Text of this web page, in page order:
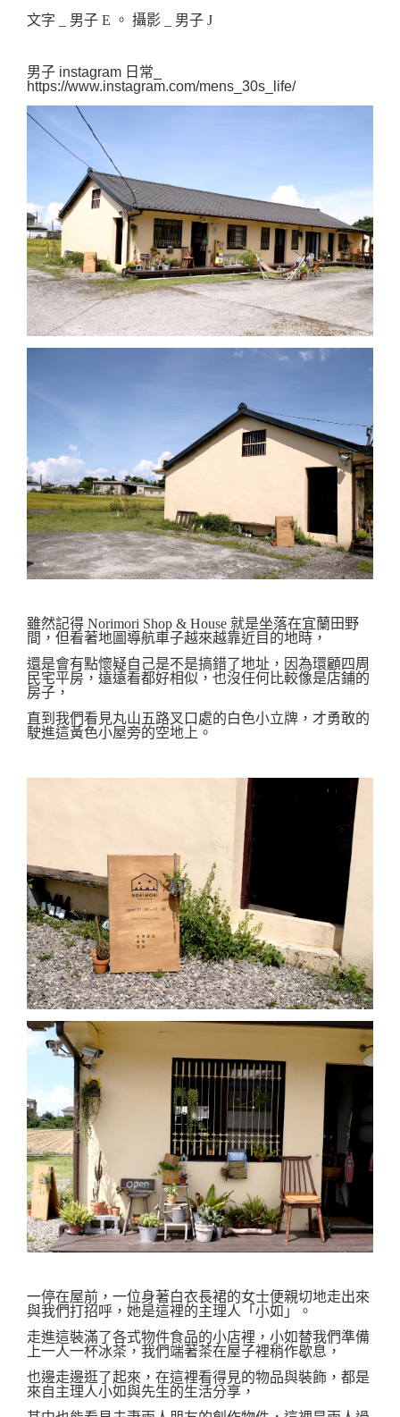
文字 _ 男子 E 。 攝影 _ 男子 J
https://www.instagram.com/mens_30s_life/
雖然記得 Norimori Shop & House 就是坐落在宜蘭田野
間，但看著地圖導航車子越來越靠近目的地時，
還是會有點懷疑自己是不是搞錯了地址，因為環顧四周
民宅平房，遠遠看都好相似，也沒任何比較像是店鋪的
房子，
直到我們看見丸山五路叉口處的白色小立牌，才勇敢的
駛進這黃色小屋旁的空地上。
一停在屋前，一位身著白衣長裙的女士便親切地走出來
與我們打招呼，她是這裡的主理人「小如」。
走進這裝滿了各式物件食品的小店裡，小如替我們準備
上一人一杯冰茶，我們端著茶在屋子裡稍作歇息，
也邊走邊逛了起來，在這裡看得見的物品與裝飾，都是
來自主理人小如與先生的生活分享，